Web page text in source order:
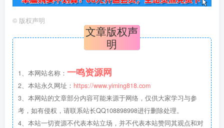
© 版权声明
文章版权声
明
1、本网站名称： 一鸣资源网
2、本站永久网址： https://www.yiming818.com
3、本网站的文章部分内容可能来源于网络，仅供大家学习与参
考，如有侵权，请联系站长QQ108898998进行删除处理。
4、本站一切资源不代表本站立场，并不代表本站赞同其观点和对